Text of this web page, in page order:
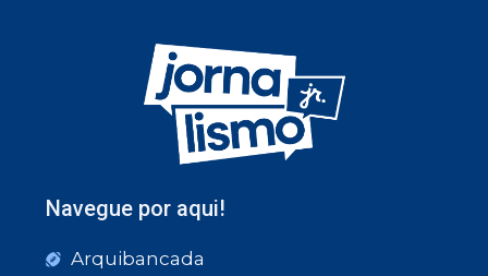
Navegue por aqui!
Arquibancada